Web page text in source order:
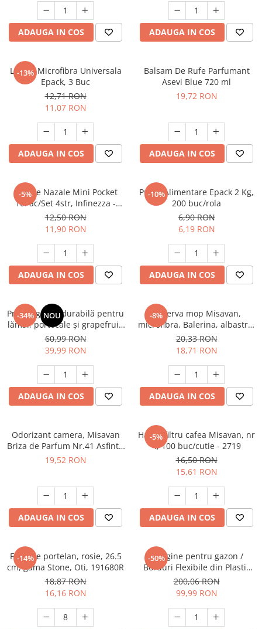
ADAUGA IN COS ADAUGA IN COS
-13%
Lavete Microfibra Universala
Epack, 3 Buc
12,71 RON
11,07 RON
ADAUGA IN COS
Balsam De Rufe Parfumant
Asevi Blue 720 ml
19,72 RON
ADAUGA IN COS
-5%
Batiste Nazale Mini Pocket
10Pac/Set 4str, Infinezza -
90032585
12,50 RON
11,90 RON
ADAUGA IN COS
-10%
Pungi Alimentare Epack 2 Kg,
200 buc/rola
6,90 RON
6,19 RON
ADAUGA IN COS
-34% NOU
Presă agrumi durabilă pentru
lămâi, portocale și grapefruit,
ideală pentru restaurante și
uz casnic
60,99 RON
39,99 RON
ADAUGA IN COS
-8%
Rezerva mop Misavan,
microfibra, Balerina, albastru,
rosu, verde. - 12103
20,33 RON
18,71 RON
ADAUGA IN COS
Odorizant camera, Misavan
Briza de Parfum Nr.41 Asfintit
in Toscana 200 ml - 90034909
19,52 RON
ADAUGA IN COS
-5%
Hartie filtru cafea Misavan, nr
4, 100 buc/cutie - 2719
16,50 RON
15,61 RON
ADAUGA IN COS
-14%
Farfurie portelan, rosie, 26.5
cm, gama Stone, Oti, 191680R
18,87 RON
16,16 RON
-50%
Margine pentru gazon /
Borduri Flexibile din Plastic
pentru Gradina, 10 m, Calitate
Premium, Rezistente UV,
Instalare Ușoara, pentru Aleii,
Gazon, Straturi de Flori,
Negru
200,06 RON
99,99 RON